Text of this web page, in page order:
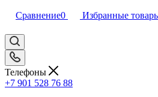
Сравнение0 Избранные
Телефоны
+7 901 528 76 88